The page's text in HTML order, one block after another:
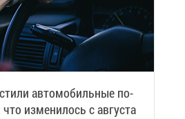
ав­то­мо­биль­ные по­
из­ме­ни­лось с ав­гу­ста